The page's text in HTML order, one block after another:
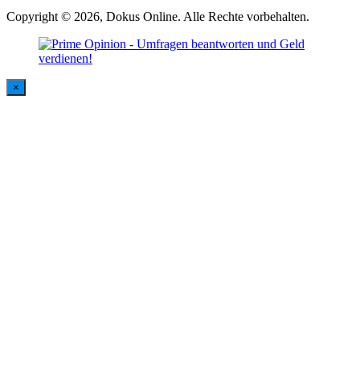
Copyright © 2026, Dokus Online. Alle Rechte vorbehalten.
×